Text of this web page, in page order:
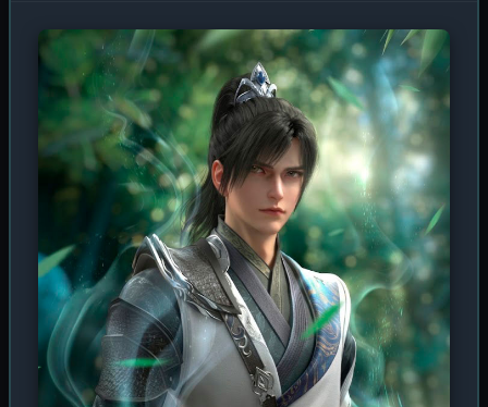
девять тысяч девятьсот девяносто девять лет
непрерывной медитации, Сюй Ян наконец прорвал
последний, 9999-й уровень стадии совершенствования
ци. Земля содрогнулась, небеса потемнели, а древние
секты, забывшие о своём основателе, в ужасе
осознали: тот, кого все считали неудачником, на самом
деле был величайшим культиватором в истории.
Вырвавшись из тысячелетнего заточения, Сюй Ян
возвращается в мир, где его имя уже стало легендой,
чтобы заявить о себе и напомнить всем, что истинное
терпение — это величайшая добродетель. Но сможет
ли он найти своё место в новом мире, где старые секты
пали, а новые угрозы поднимают голову? Сможет ли
его сила, накопленная за сто тысяч лет, противостоять
современным методам культивации? И главное —
узнает ли кто-нибудь в нём того самого скромного